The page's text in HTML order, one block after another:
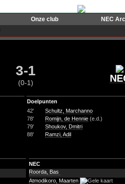
Onze club NEC
3-1
(0-1)
Doelpunten
42'
Schultz, Marchanno
78'
Romijn, de Hennie (e.d.)
79'
Shoukov, Dmitri
88'
Ramzi, Adil
NEC
Roorda, Bas
Atmodikoro, Maarten